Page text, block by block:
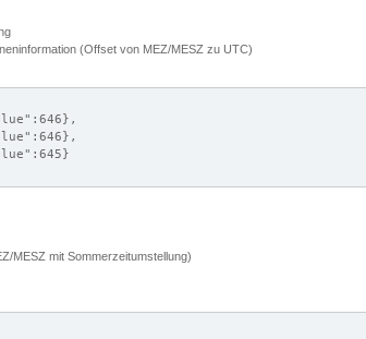
(Offset von MEZ/MESZ zu UTC)
MESZ mit Sommerzeitumstellung)